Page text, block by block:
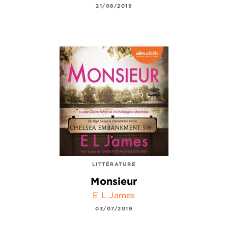
21/08/2019
LITTÉRATURE
Monsieur
E L James
03/07/2019